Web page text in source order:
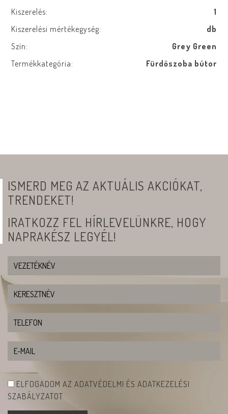
Kiszerelés:
1
Kiszerelési mértékegység:
db
Szín:
Grey Green
Termékkategória:
Fürdőszoba bútor
ISMERD MEG AZ AKTUÁLIS AKCIÓKAT,
TRENDEKET!
IRATKOZZ FEL HÍRLEVELÜNKRE, HOGY
NAPRAKÉSZ LEGYÉL!
ELFOGADOM AZ ADATVÉDELMI ÉS ADATKEZELÉSI
SZABÁLYZATOT